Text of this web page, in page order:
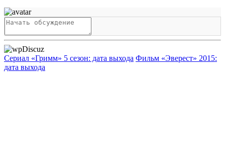
Сериал «Гримм» 5 сезон: дата выхода Фильм «Эверест» 2015:
дата выхода